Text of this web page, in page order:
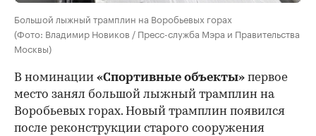
Большой лыжный трамплин на Воробьевых горах
(Фото: Владимир Новиков / Пресс-служба Мэра и Правительства
Москвы)
В номинации «Спортивные объекты» первое
место занял большой лыжный трамплин на
Воробьевых горах. Новый трамплин появился
после реконструкции старого сооружения